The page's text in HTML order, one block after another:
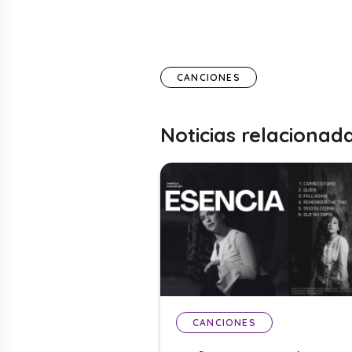
CANCIONES
Noticias
CANCIONES